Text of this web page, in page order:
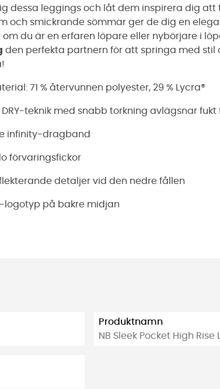
dessa leggings och låt dem inspirera dig
och smickrande sömmar ger de dig en
om du är en erfaren löpare eller nybörjare i
den perfekta partnern för att springa med stil
71 % återvunnen polyester, 29 % Lycra®
DRY-teknik med snabb torkning avlägsnar
infinity-dragband
förvaringsfickor
detaljer vid den nedre fållen
logotyp på bakre midjan
Produktnamn
NB Sleek Pocket High Rise